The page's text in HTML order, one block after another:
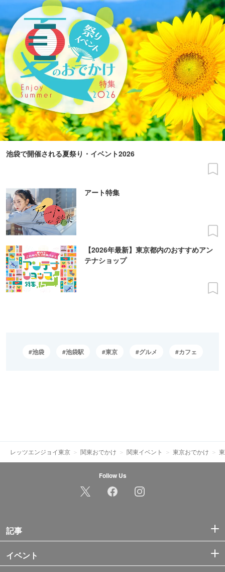
池袋で開催される夏祭り・イベント2026
アート特集
【2026年最新】東京都内のおすすめアン
テナショップ
池袋 池袋駅 東京 グルメ カフェ
レッツエンジョイ東京 関東おでかけ 関東イベント 東京おでかけ
Follow Us
記事
イベント